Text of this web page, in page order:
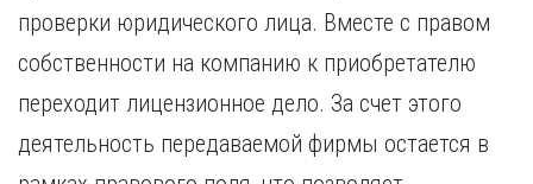
проверки юридического лица. Вместе с правом
собственности на компанию к приобретателю
переходит лицензионное дело. За счет этого
деятельность передаваемой фирмы остается в